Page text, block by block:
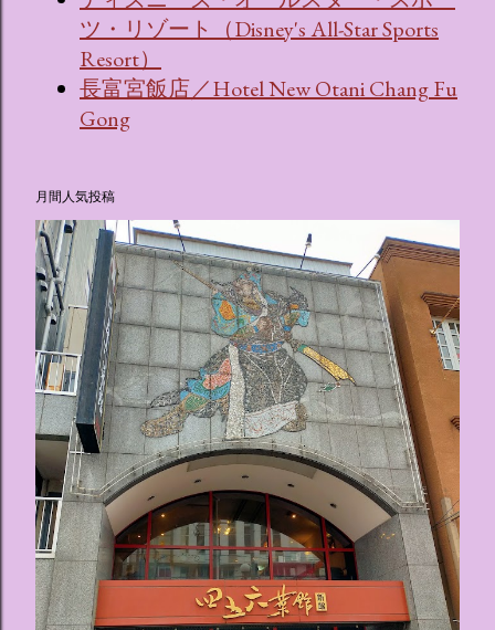
ツ・リゾート（Disney's All-Star Sports
Resort）
長富宮飯店／Hotel New Otani Chang Fu
Gong
月間人気投稿